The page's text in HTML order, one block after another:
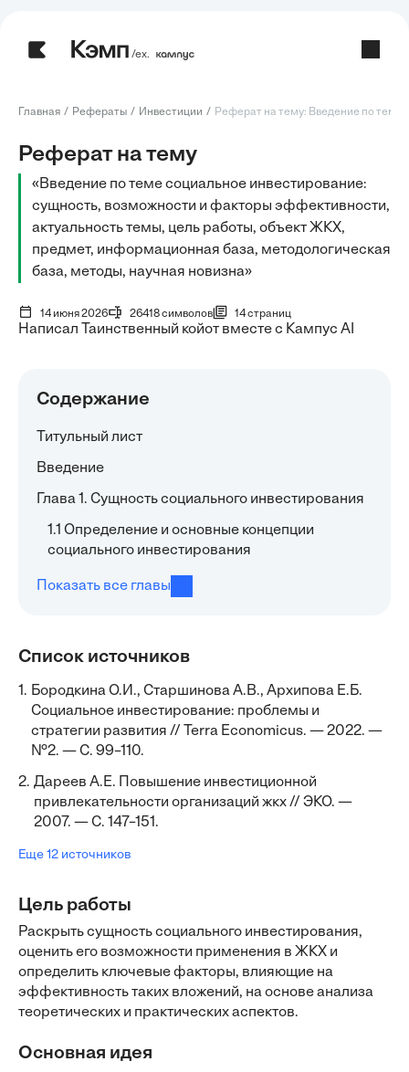
/ех.
Главная Рефераты Инвестиции Реферат на тему: Введение по теме
Реферат на тему
«Введение по теме социальное инвестирование:
сущность, возможности и факторы эффективности,
актуальность темы, цель работы, объект ЖКХ,
предмет, информационная база, методологическая
база, методы, научная новизна»
14 июня 2026 26418 символов 14 страниц
Написал Таинственный койот вместе с Кампус AI
Содержание
Титульный лист
Введение
Глава 1. Сущность социального инвестирования
1.1 Определение и основные концепции
социального инвестирования
Показать все главы
Список источников
1. Бородкина О.И., Старшинова А.В., Архипова Е.Б.
Социальное инвестирование: проблемы и
стратегии развития // Terra Economicus. — 2022. —
№2. — С. 99–110.
2. Дареев А.Е. Повышение инвестиционной
привлекательности организаций жкх // ЭКО. —
2007. — С. 147–151.
Еще 12 источников
Цель работы
Раскрыть сущность социального инвестирования,
оценить его возможности применения в ЖКХ и
определить ключевые факторы, влияющие на
эффективность таких вложений, на основе анализа
теоретических и практических аспектов.
Основная идея